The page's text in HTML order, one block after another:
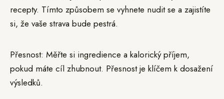
recepty. Tímto způsobem se vyhnete nudit se a zajistíte
si, že vaše strava bude pestrá.
Přesnost: Měřte si ingredience a kalorický příjem,
pokud máte cíl zhubnout. Přesnost je klíčem k dosažení
výsledků.